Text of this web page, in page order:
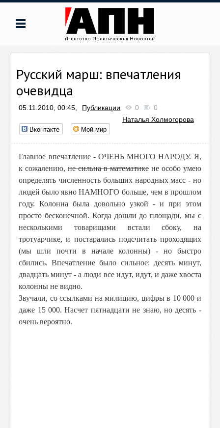
Русский марш: впечатления
очевидца
05.11.2010, 00:45, Публикации 0
0
Наталья Холмогорова
Вконтакте Мой мир
Главное впечатление - ОЧЕНЬ МНОГО НАРОДУ. Я,
к сожалению,не сильна в математикене особо умею
определять численность больших народных масс - но
людей было явно НАМНОГО больше, чем в прошлом
году. Колонна была довольно узкой - и при этом
просто бесконечной. Когда дошли до площади, мы с
несколькими товарищами встали сбоку, на
тротуарчике, и постарались подсчитать проходящих
(мы шли почти в начале колонны) - но быстро
сбились. Впечатление было сильное: десять минут,
двадцать минут - а люди все идут, идут, и даже хвоста
колонны не видно.
Звучали, со ссылками на милицию, цифры в 10 000 и
даже 15 000. Насчет пятнадцати не знаю, но десять -
очень вероятно.